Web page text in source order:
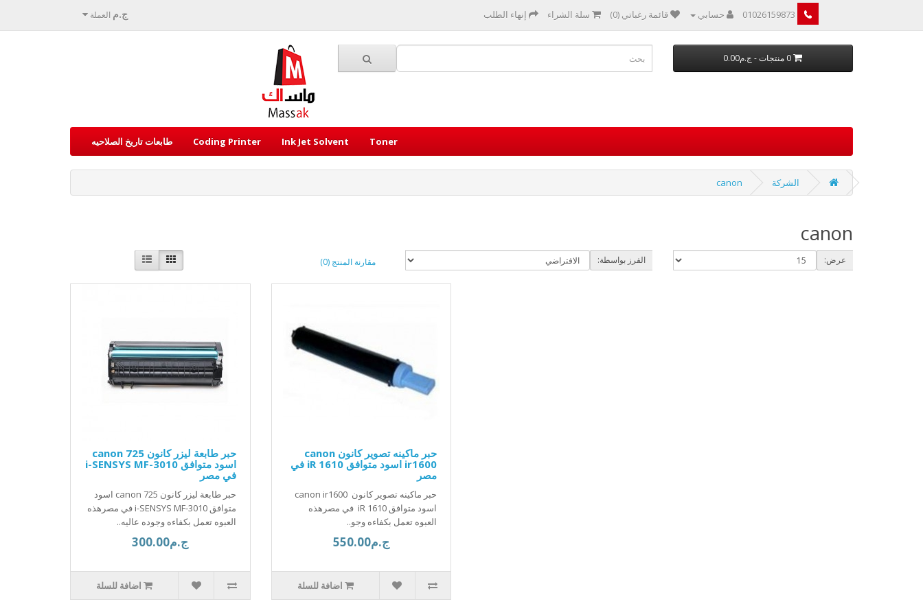
ج.م العملة 01026159873 حسابي قائمة رغباتي (0) سلة الشراء إنهاء الطلب
0 منتجات - ج.م0.00
طابعات تاريخ الصلاحيه Coding Printer Ink Jet Solvent Toner
الشركة canon
canon
مقارنة المنتج (0) الفرز بواسطة: عرض:
حبر طابعة ليزر كانون canon 725
اسود متوافق i-SENSYS MF-3010
في مصر
حبر طابعة ليزر كانون canon 725 اسود
متوافق i-SENSYS MF-3010 في مصرهذه
العبوه تعمل بكفاءه وجوده عاليه..
ج.م300.00
اضافة للسلة
حبر ماكينه تصوير كانون canon
ir1600 اسود متوافق iR 1610 في
مصر
حبر ماكينه تصوير كانون canon ir1600
اسود متوافق iR 1610 في مصرهذه
العبوه تعمل بكفاءه وجو..
ج.م550.00
اضافة للسلة